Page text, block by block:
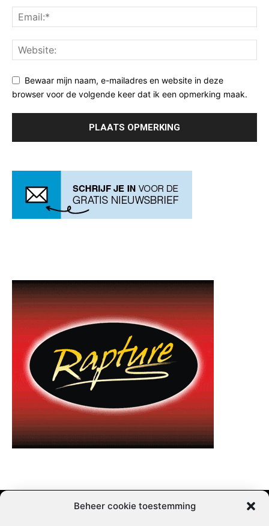
Beheer cookie toestemming
Bewaar mijn naam, e-mailadres en website in deze
browser voor de volgende keer dat ik een opmerking maak.